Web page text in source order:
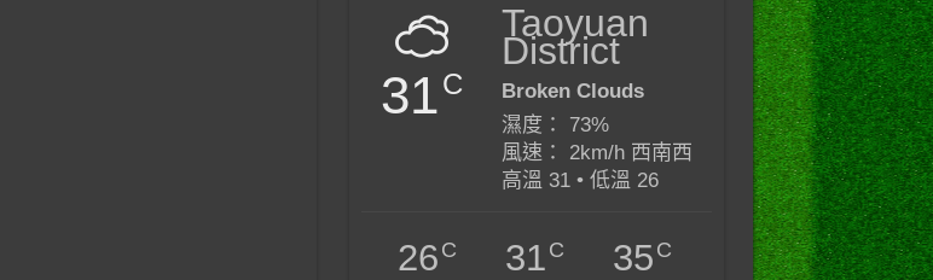
31C
Taoyuan
District
Broken Clouds
濕度： 73%
風速： 2km/h 西南西
高溫 31 • 低溫 26
26C 31C 35C